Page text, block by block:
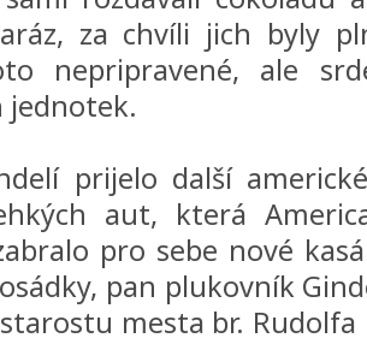
za chvíli jich byly
nepripravené, ale
jednotek.
prijelo další
aut, která
pro sebe nové
pan plukovník
mesta br.